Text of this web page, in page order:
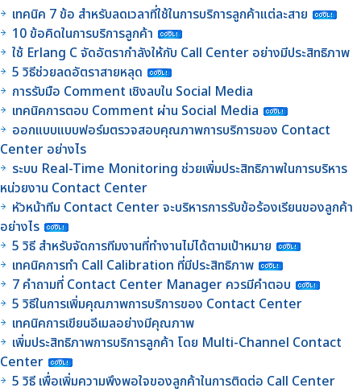
เทคนิค 7 ข้อ สำหรับลดเวลาที่ใช้ในการบริการลูกค้าแต่ละสาย
10 ข้อคิดในการบริการลูกค้า
ใช้ Erlang C จัดอัตรากำลังให้กับ Call Center อย่างมีประสิทธิภาพ
5 วิธีช่วยลดอัตราสายหลุด
การรับมือ Comment เชิงลบใน Social Media
เทคนิคการตอบ Comment ผ่าน Social Media
ออกแบบแบบฟอร์มตรวจสอบคุณภาพการบริการของ Contact
Center อย่างไร
ระบบ Real-Time Monitoring ช่วยเพิ่มประสิทธิภาพในการบริหาร
หน่วยงาน Contact Center
หัวหน้าทีม Contact Center จะบริหารการรับข้อร้องเรียนของลูกค้า
อย่างไร
5 วิธี สำหรับจัดการทีมงานที่ทำงานไม่ได้ตามเป้าหมาย
เทคนิคการทำ Call Calibration ที่มีประสิทธิภาพ
7 คำถามที่ Contact Center Manager ควรมีคำตอบ
5 วิธีในการเพิ่มคุณภาพการบริการของ Contact Center
เทคนิคการเขียนอีเมลอย่างมีคุณภาพ
เพิ่มประสิทธิภาพการบริการลูกค้า โดย Multi-Channel Contact
Center
5 วิธี เพื่อเพิ่มความพึงพอใจของลูกค้าในการติดต่อ Call Center